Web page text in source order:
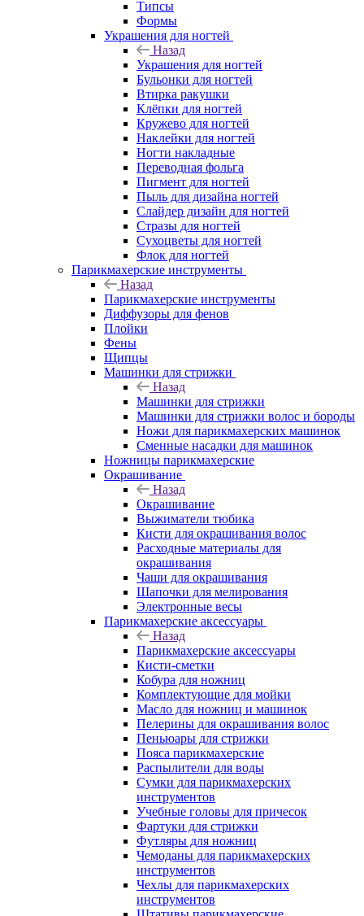
Типсы
Формы
Украшения для ногтей
Назад
Украшения для ногтей
Бульонки для ногтей
Втирка ракушки
Клёпки для ногтей
Кружево для ногтей
Наклейки для ногтей
Ногти накладные
Переводная фольга
Пигмент для ногтей
Пыль для дизайна ногтей
Слайдер дизайн для ногтей
Стразы для ногтей
Сухоцветы для ногтей
Флок для ногтей
Парикмахерские инструменты
Назад
Парикмахерские инструменты
Диффузоры для фенов
Плойки
Фены
Щипцы
Машинки для стрижки
Назад
Машинки для стрижки
Машинки для стрижки волос и бороды
Ножи для парикмахерских машинок
Сменные насадки для машинок
Ножницы парикмахерские
Окрашивание
Назад
Окрашивание
Выжиматели тюбика
Кисти для окрашивания волос
Расходные материалы для
окрашивания
Чаши для окрашивания
Шапочки для мелирования
Электронные весы
Парикмахерские аксессуары
Назад
Парикмахерские аксессуары
Кисти-сметки
Кобура для ножниц
Комплектующие для мойки
Масло для ножниц и машинок
Пелерины для окрашивания волос
Пеньюары для стрижки
Пояса парикмахерские
Распылители для воды
Сумки для парикмахерских
инструментов
Учебные головы для причесок
Фартуки для стрижки
Футляры для ножниц
Чемоданы для парикмахерских
инструментов
Чехлы для парикмахерских
инструментов